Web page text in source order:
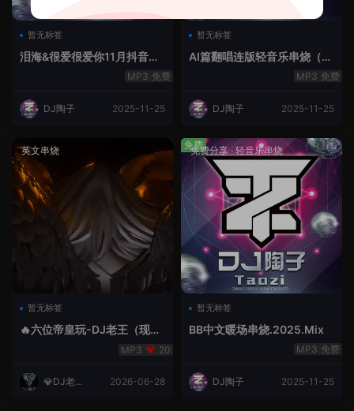
暂无标签
泪海&很爱很爱你11月抖音串
免费
DJ陶子 2025-11-25
暂无标签
AI篇翻唱连版轻音乐串烧（治
免费
DJ陶子 2025-11-25
英文串烧
暂无标签
🔥六位帝皇玩-DJ老王（现场
20
💎DJ老王
2026-06-28
免费分享·轻音乐串烧
暂无标签
BB中文暖场串烧.2025.Mix
免费
DJ陶子 2025-11-25
免费